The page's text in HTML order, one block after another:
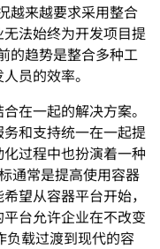
越来越要求采用整合
法始终为开发项目提
的趋势是整合多种工
员的效率。
在一起的解决方案。
和支持统一在一起提
过程中也扮演着一种
通常是提高使用容器
望从容器平台开始，
台允许企业在不改变
负载过渡到现代的容